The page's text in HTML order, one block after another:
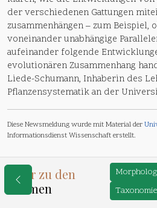
der verschiedenen Gattungen
zusammenhängen – zum Beispiel,
voneinander unabhängige
aufeinander folgende
evolutionären Zusammenhang
Liede-Schumann, Inhaberin des
Pflanzensystematik an der
Diese Newsmeldung wurde mit Material der
Informationsdienst Wissenschaft erstellt.
Mehr zu den
Themen
Taxonomie